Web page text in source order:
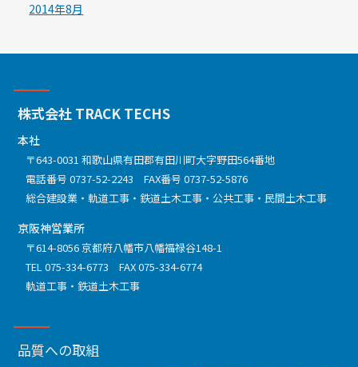
2014年8月
株式会社 TRACK TECHS
本社
〒643-0031 和歌山県有田郡有田川町大字野田564番地
電話番号0737-52-2243
FAX番号 0737-52-5876
総合建設業
軌道工事 鉄道土木工事 公共工事 民間土木工事
京阪神営業所
〒614-8056 京都府八幡市八幡福禄谷148-1
TEL075-334-6773
FAX 075-334-6774
軌道工事
鉄道土木工事
品質への取組